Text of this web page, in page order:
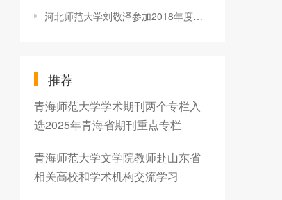
河北师范大学刘敬泽参加2018年度全球孔子学院大会
推荐
青海师范大学学术期刊两个专栏入
选2025年青海省期刊重点专栏
青海师范大学文学院教师赴山东省
相关高校和学术机构交流学习